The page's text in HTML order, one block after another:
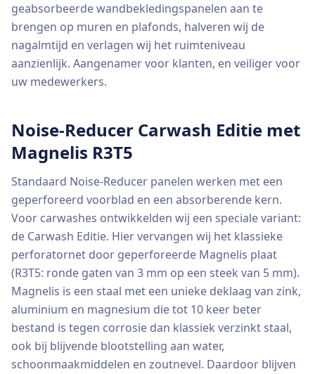
geabsorbeerde wandbekledingspanelen aan te
brengen op muren en plafonds, halveren wij de
nagalmtijd en verlagen wij het ruimteniveau
aanzienlijk. Aangenamer voor klanten, en veiliger voor
uw medewerkers.
Noise-Reducer Carwash Editie met
Magnelis R3T5
Standaard Noise-Reducer panelen werken met een
geperforeerd voorblad en een absorberende kern.
Voor carwashes ontwikkelden wij een speciale variant:
de Carwash Editie. Hier vervangen wij het klassieke
perforatornet door geperforeerde Magnelis plaat
(R3T5: ronde gaten van 3 mm op een steek van 5 mm).
Magnelis is een staal met een unieke deklaag van zink,
aluminium en magnesium die tot 10 keer beter
bestand is tegen corrosie dan klassiek verzinkt staal,
ook bij blijvende blootstelling aan water,
schoonmaakmiddelen en zoutnevel. Daardoor blijven